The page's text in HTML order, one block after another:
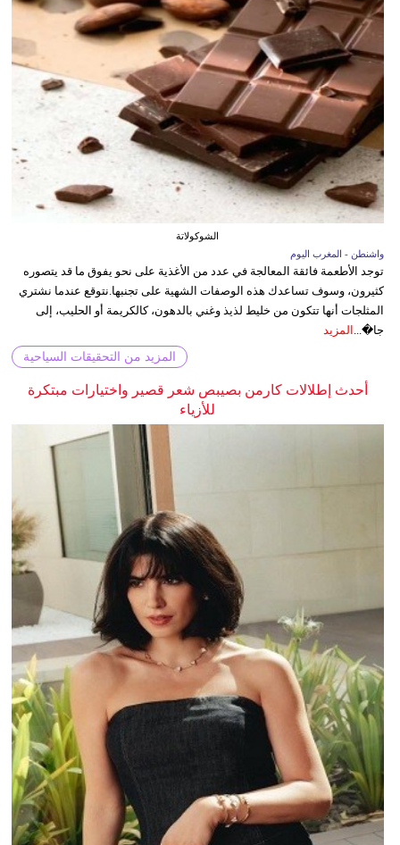
الشوكولاتة
واشنطن - المغرب اليوم
توجد الأطعمة فائقة المعالجة في عدد من الأغذية على نحو يفوق ما قد يتصوره
كثيرون، وسوف تساعدك هذه الوصفات الشهية على تجنبها.نتوقع عندما نشتري
المثلجات أنها تتكون من خليط لذيذ وغني بالدهون، كالكريمة أو الحليب، إلى
جا�... المزيد
المزيد من التحقيقات السياحية
أحدث إطلالات كارمن بصيبص شعر قصير واختيارات مبتكرة
للأزياء